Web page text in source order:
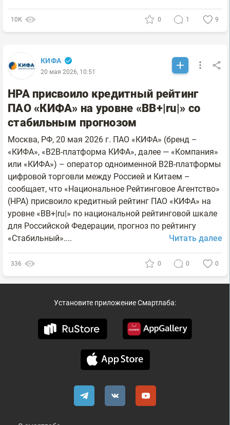
10К 0 1 9
КИФА
20 мая 2026, 10:51
НРА присвоило кредитный рейтинг
ПАО «КИФА» на уровне «BB+|ru|» со
стабильным прогнозом
Москва, РФ, 20 мая 2026 г. ПАО «КИФА» (бренд –
«КИФА», «B2B-платформа КИФА», далее — «Компания»
или «КИФА») – оператор одноименной B2B-платформы
цифровой торговли между Россией и Китаем –
сообщает, что «Национальное Рейтинговое Агентство»
(НРА) присвоило кредитный рейтинг ПАО «КИФА» на
уровне «BB+|ru|» по национальной рейтинговой шкале
для Российской Федерации, прогноз по рейтингу
«Стабильный»....
Читать далее
336 0 0 0
Установите приложение Смартлаба: